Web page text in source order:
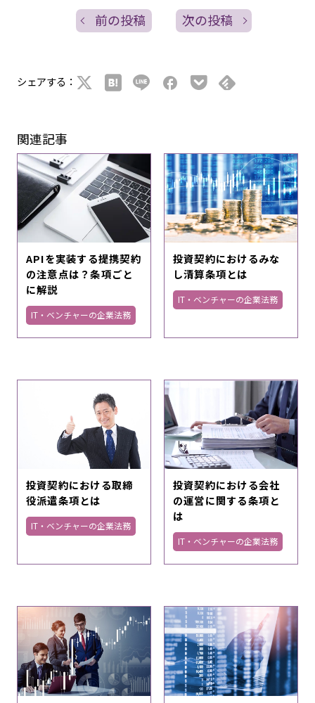
前の投稿 次の投稿
シェアする：
関連記事
APIを実装する提携契約
の注意点は？条項ごと
に解説
IT・ベンチャーの企業法務
投資契約におけるみな
し清算条項とは
IT・ベンチャーの企業法務
投資契約における取締
役派遣条項とは
IT・ベンチャーの企業法務
投資契約における会社
の運営に関する条項と
は
IT・ベンチャーの企業法務